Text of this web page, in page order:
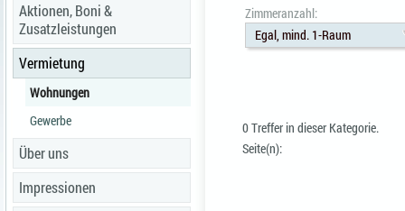
Aktionen, Boni &
Zusatzleistungen
Vermietung
Wohnungen
Gewerbe
Über uns
Impressionen
Zimmeranzahl:
Egal, mind. 1-Raum
0 Treffer in dieser Kategorie.
Seite(n):